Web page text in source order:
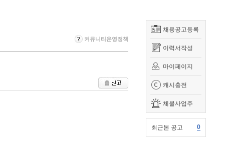
채용공고등록
이력서작성
마이페이지
캐시충전
체불사업주
최근본 공고 0
커뮤니티운영정책